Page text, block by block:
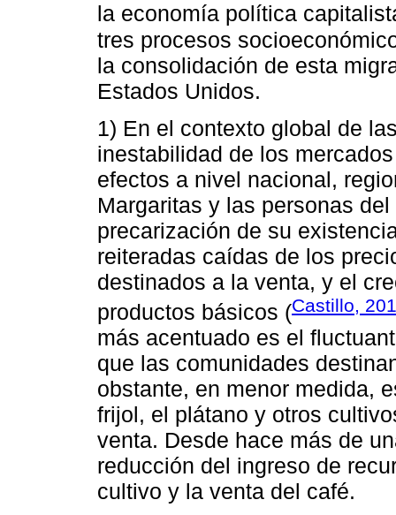
la economía política
tres procesos
la consolidación de esta
Estados Unidos.
1) En el contexto global de
inestabilidad de los
efectos a nivel nacional,
Margaritas y las personas
precarización de su
reiteradas caídas de los
destinados a la venta, y el
productos básicos (Castillo,
más acentuado es el
que las comunidades
obstante, en menor medida,
frijol, el plátano y otros
venta. Desde hace más de
reducción del ingreso de
cultivo y la venta del café.